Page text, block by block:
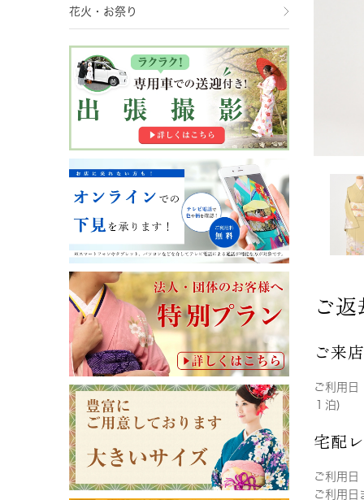
花火・お祭り
ご
ご来
ご利用日
１泊)
宅配
ご利用日
ご利用日